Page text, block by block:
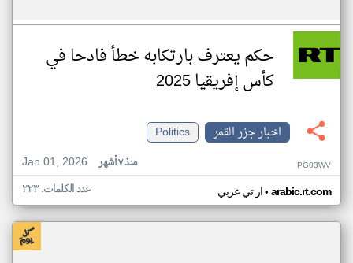
حكم يعترف بارتكابه خطأ فادحا في
كأس إفريقيا 2025
اخبار جزر القمر
Politics
Jan 01, 2026
منذ ٧ أشهر PG03WV
ار تي عربي• arabic.rt.com عدد الكلمات: ٢٢٣